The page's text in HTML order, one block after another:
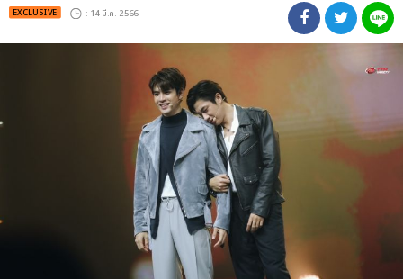
EXCLUSIVE : 14 มี.ค. 2566